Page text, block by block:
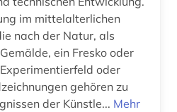
bildungsforschung (1)
im mittelalterlichen
nach der Natur, als
ein Fresko oder
oder
gehören zu
der Künstle... Mehr